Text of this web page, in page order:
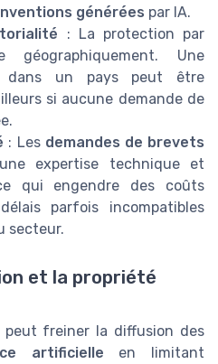
générées par IA.
: La protection par
Une
dans un pays peut être
si aucune demande de
: Les demandes de brevets
expertise technique et
qui engendre des coûts
parfois incompatibles
secteur.
et la propriété
freiner la diffusion des
artificielle en limitant